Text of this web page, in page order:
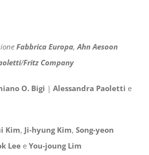
Fabbrica Europa, Ahn Aesoon
/Fritz Company
O. Bigi | Alessandra Paoletti e
Kim, Ji-hyung Kim, Song-yeon
Leee You-joung Lim